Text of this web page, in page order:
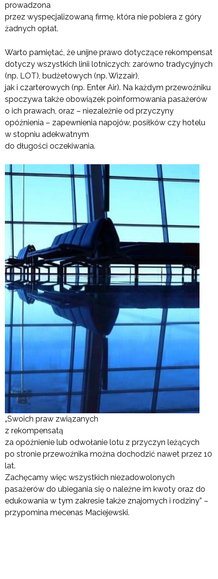
prowadzona
przez wyspecjalizowaną firmę, która nie pobiera z góry
żadnych opłat.
Warto pamiętać, że unijne prawo dotyczące rekompensat
dotyczy wszystkich linii lotniczych: zarówno tradycyjnych
(np. LOT), budżetowych (np. Wizzair),
jak i czarterowych (np. Enter Air). Na każdym przewoźniku
spoczywa także obowiązek poinformowania pasażerów
o ich prawach, oraz – niezależnie od przyczyny
opóźnienia – zapewnienia napojów, posiłków czy hotelu
w stopniu adekwatnym
do długości oczekiwania.
„Swoich praw związanych
z rekompensatą
za opóźnienie lub odwołanie lotu z przyczyn leżących
po stronie przewoźnika można dochodzić nawet przez 10
lat.
Zachęcamy więc wszystkich niezadowolonych
pasażerów do ubiegania się o należne im kwoty oraz do
edukowania w tym zakresie także znajomych i rodziny” –
przypomina mecenas Maciejewski.